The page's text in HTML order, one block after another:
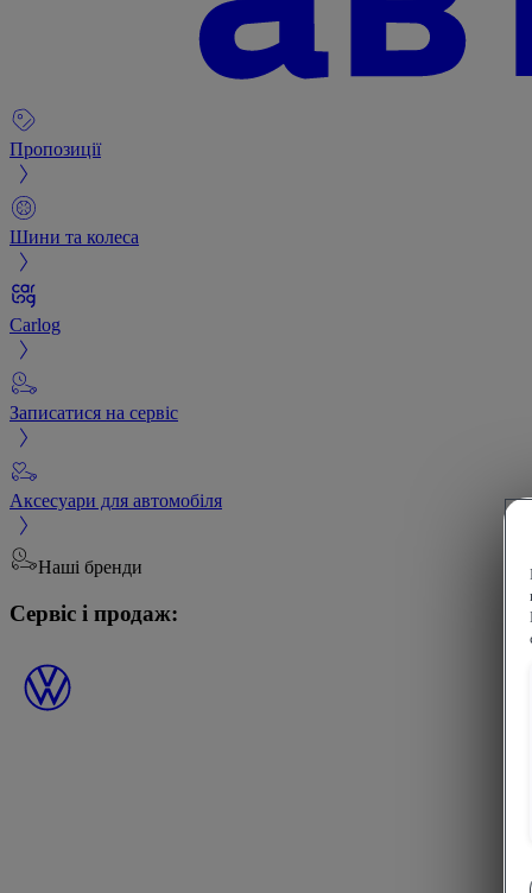
Пропозиції
Шини та колеса
Carlog
Записатися на сервіс
Аксесуари для автомобіля
Наші бренди
Сервіс і продаж: